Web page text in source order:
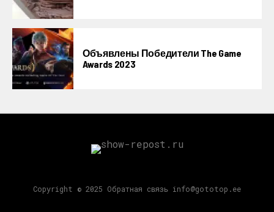
Объявлены Победители The Game
Awards 2023
Copyright © 2025 Обратная связь info@gototop.ee